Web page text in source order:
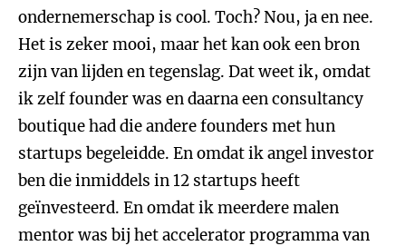
ondernemerschap is cool. Toch? Nou, ja en nee.
Het is zeker mooi, maar het kan ook een bron
zijn van lijden en tegenslag. Dat weet ik, omdat
ik zelf founder was en daarna een consultancy
boutique had die andere founders met hun
startups begeleidde. En omdat ik angel investor
ben die inmiddels in 12 startups heeft
geïnvesteerd. En omdat ik meerdere malen
mentor was bij het accelerator programma van